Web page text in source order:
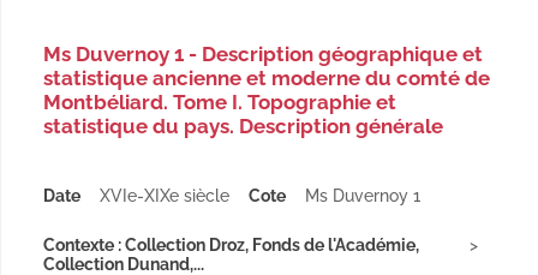
Ms Duvernoy 1 - Description géographique et
statistique ancienne et moderne du comté de
Montbéliard. Tome I. Topographie et
statistique du pays. Description générale
Date XVIe-XIXe siècle Cote Ms Duvernoy 1
Contexte : Collection Droz, Fonds de l'Académie,
Collection Dunand,...